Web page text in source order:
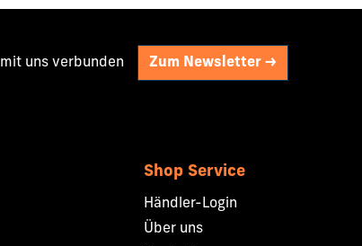
uns verbunden Zum Newsletter ->
Shop Service
Händler-Login
Über uns